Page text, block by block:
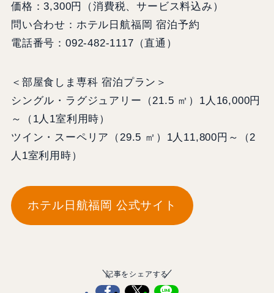
価格：3,300円（消費税、サービス料込み）
問い合わせ：ホテル日航福岡 宿泊予約
電話番号：092-482-1117（直通）
＜部屋食しま専科 宿泊プラン＞
シングル・ラグジュアリー（21.5 ㎡）1人16,000円
～（1人1室利用時）
ツイン・スーペリア（29.5 ㎡）1人11,800円～（2
人1室利用時）
ホテル日航福岡 公式サイト
記事をシェアする